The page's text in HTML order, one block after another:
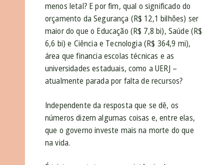
menos letal? E por fim, qual o significado do
orçamento da Segurança (R$ 12,1 bilhões) ser
maior do que o Educação (R$ 7,8 bi), Saúde (R$
6,6 bi) e Ciência e Tecnologia (R$ 364,9 mi),
área que financia escolas técnicas e as
universidades estaduais, como a UERJ –
atualmente parada por falta de recursos?
Independente da resposta que se dê, os
números dizem algumas coisas e, entre elas,
que o governo investe mais na morte do que
na vida.